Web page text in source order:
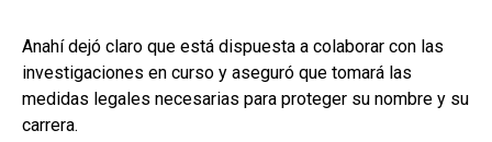
Anahí dejó claro que está dispuesta a colaborar con las
investigaciones en curso y aseguró que tomará las
medidas legales necesarias para proteger su nombre y su
carrera.